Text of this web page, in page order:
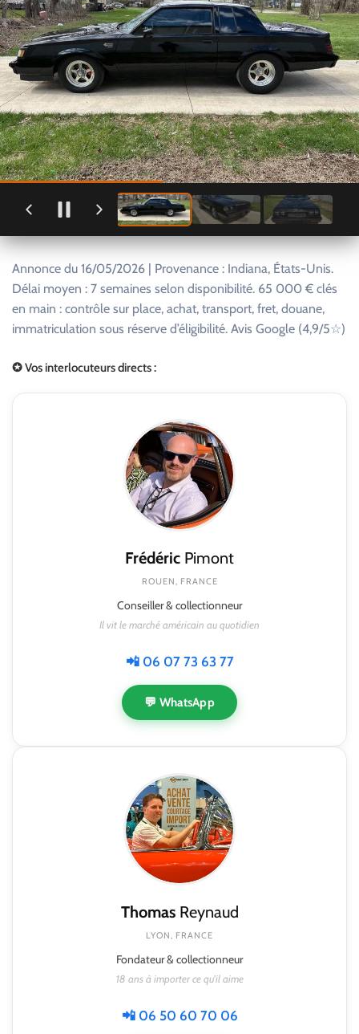
Annonce du 16/05/2026 | Provenance : Indiana, États-Unis.
Délai moyen : 7 semaines selon disponibilité. 65 000 € clés
en main : contrôle sur place, achat, transport, fret, douane,
immatriculation sous réserve d’éligibilité. Avis Google (4,9/5☆)
✪ Vos interlocuteurs directs :
Frédéric Pimont
ROUEN, FRANCE
Conseiller & collectionneur
Il vit le marché américain au quotidien
📲 06 07 73 63 77
💬 WhatsApp
ThomasReynaud
LYON, FRANCE
Fondateur & collectionneur
18 ans à importer ce qu'il aime
📲 06 50 60 70 06